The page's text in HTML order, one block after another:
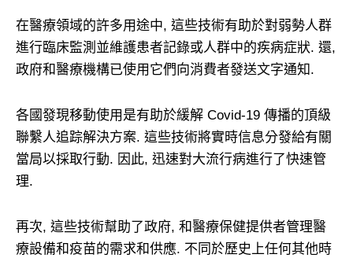
在醫療領域的許多用途中, 這些技術有助於對弱勢人群
進行臨床監測並維護患者記錄或人群中的疾病症狀. 還,
政府和醫療機構已使用它們向消費者發送文字通知.
各國發現移動使用是有助於緩解 Covid-19 傳播的頂級
聯繫人追踪解決方案. 這些技術將實時信息分發給有關
當局以採取行動. 因此, 迅速對大流行病進行了快速管
理.
再次, 這些技術幫助了政府, 和醫療保健提供者管理醫
療設備和疫苗的需求和供應. 不同於歷史上任何其他時